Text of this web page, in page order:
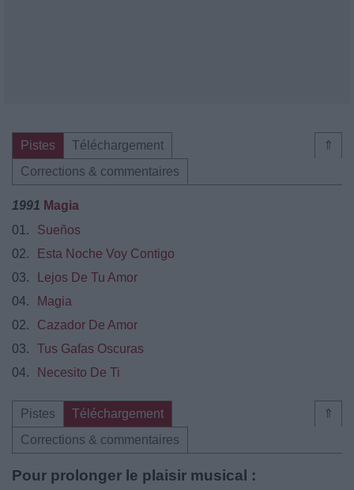
⇑
Pistes
Téléchargement
Corrections & commentaires
1991 Magia
01.
Sueños
02.
Esta Noche Voy Contigo
03.
Lejos De Tu Amor
04.
Magia
02.
Cazador De Amor
03.
Tus Gafas Oscuras
04.
Necesito De Ti
⇑
Pistes
Téléchargement
Corrections & commentaires
Pour prolonger le plaisir musical :